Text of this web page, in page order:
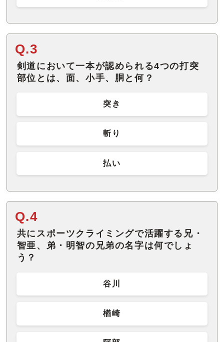
Q.3
剣道において一本が認められる4つの打突
部位とは、面、小手、胴と何？
突き
斬り
払い
Q.4
共にスポーツクライミングで活躍する兄・
智亜、弟・明智の兄弟の名字は何でしょ
う？
谷川
楢崎